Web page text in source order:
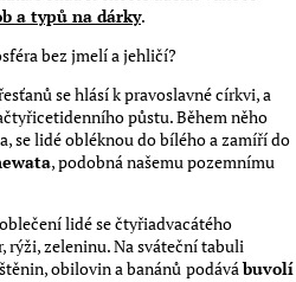
a typů na dárky.
bez jmelí a jehličí?
se hlásí k pravoslavné církvi, a
půstu. Během něho
se lidé obléknou do bílého a zamíří do
, podobná našemu pozemnímu
lidé se čtyřiadvacátého
rýži, zeleninu. Na sváteční tabuli
obilovin a banánů podávábuvolí